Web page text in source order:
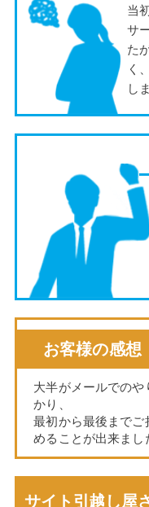
当
サ
た
く
し
お客様の感想
大半がメールでの
かり、
最初から最後まで
めることが出来まし
サイト引越し屋